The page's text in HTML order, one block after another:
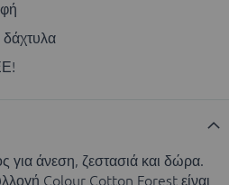
δάχτυλα
για άνεση, ζεστασιά και δώρα.
Colour Cotton Forest είναι